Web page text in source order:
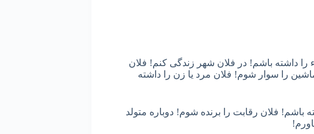
را داشته باشم! در فلان شهر زندگی کنم! فلان
را سوار شوم! فلان مرد یا زن را داشته
فلان رقابت را برنده شوم! دوباره متولد